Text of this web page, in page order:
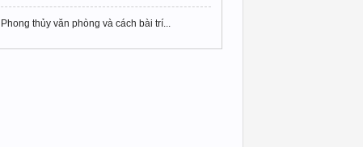
Phong thủy văn phòng và cách bài trí...